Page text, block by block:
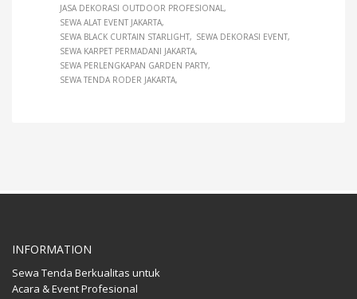
JASA DEKORASI OUTDOOR PROFESIONAL
SEWA ALAT EVENT JAKARTA
SEWA BLACK CURTAIN STARLIGHT
SEWA DEKORASI EVENT
SEWA KARPET PERMADANI JAKARTA
SEWA PERLENGKAPAN GARDEN PARTY
SEWA TENDA RODER JAKARTA
INFORMATION
Sewa Tenda Berkualitas untuk
Acara & Event Profesional